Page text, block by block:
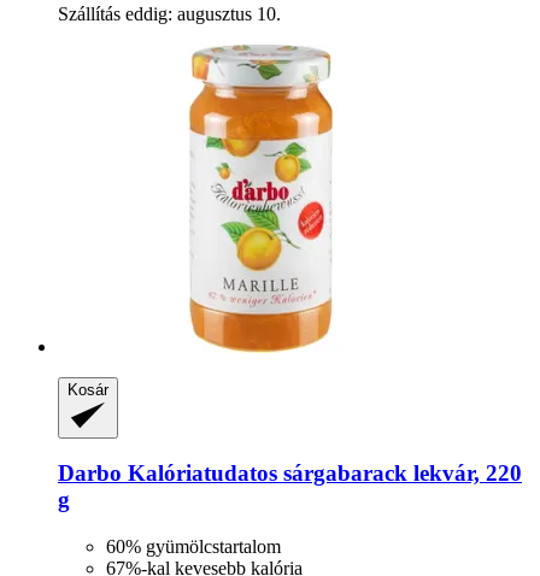
Szállítás eddig: augusztus 10.
Kosár
Darbo Kalóriatudatos sárgabarack lekvár, 220
g
60% gyümölcstartalom
67%-kal kevesebb kalória